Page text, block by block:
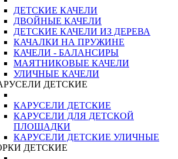
ДЕТСКИЕ КАЧЕЛИ
ДВОЙНЫЕ КАЧЕЛИ
ДЕТСКИЕ КАЧЕЛИ ИЗ ДЕРЕВА
КАЧАЛКИ НА ПРУЖИНЕ
КАЧЕЛИ - БАЛАНСИРЫ
МАЯТНИКОВЫЕ КАЧЕЛИ
УЛИЧНЫЕ КАЧЕЛИ
ДЕТСКИЕ
КАРУСЕЛИ ДЕТСКИЕ
КАРУСЕЛИ ДЛЯ ДЕТСКОЙ
ПЛОЩАДКИ
КАРУСЕЛИ ДЕТСКИЕ УЛИЧНЫЕ
ДЕТСКИЕ